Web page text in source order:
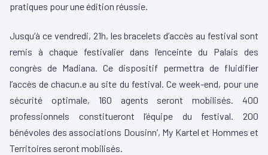
pratiques pour une édition réussie.
Jusqu’à ce vendredi, 21h, les bracelets d’accès au festival sont
remis à chaque festivalier dans l’enceinte du Palais des
congrès de Madiana. Ce dispositif permettra de fluidifier
l’accès de chacun.e au site du festival. Ce week-end, pour une
sécurité optimale, 160 agents seront mobilisés. 400
professionnels constitueront l’équipe du festival. 200
bénévoles des associations Dousinn’, My Kartel et Hommes et
Territoires seront mobilisés.